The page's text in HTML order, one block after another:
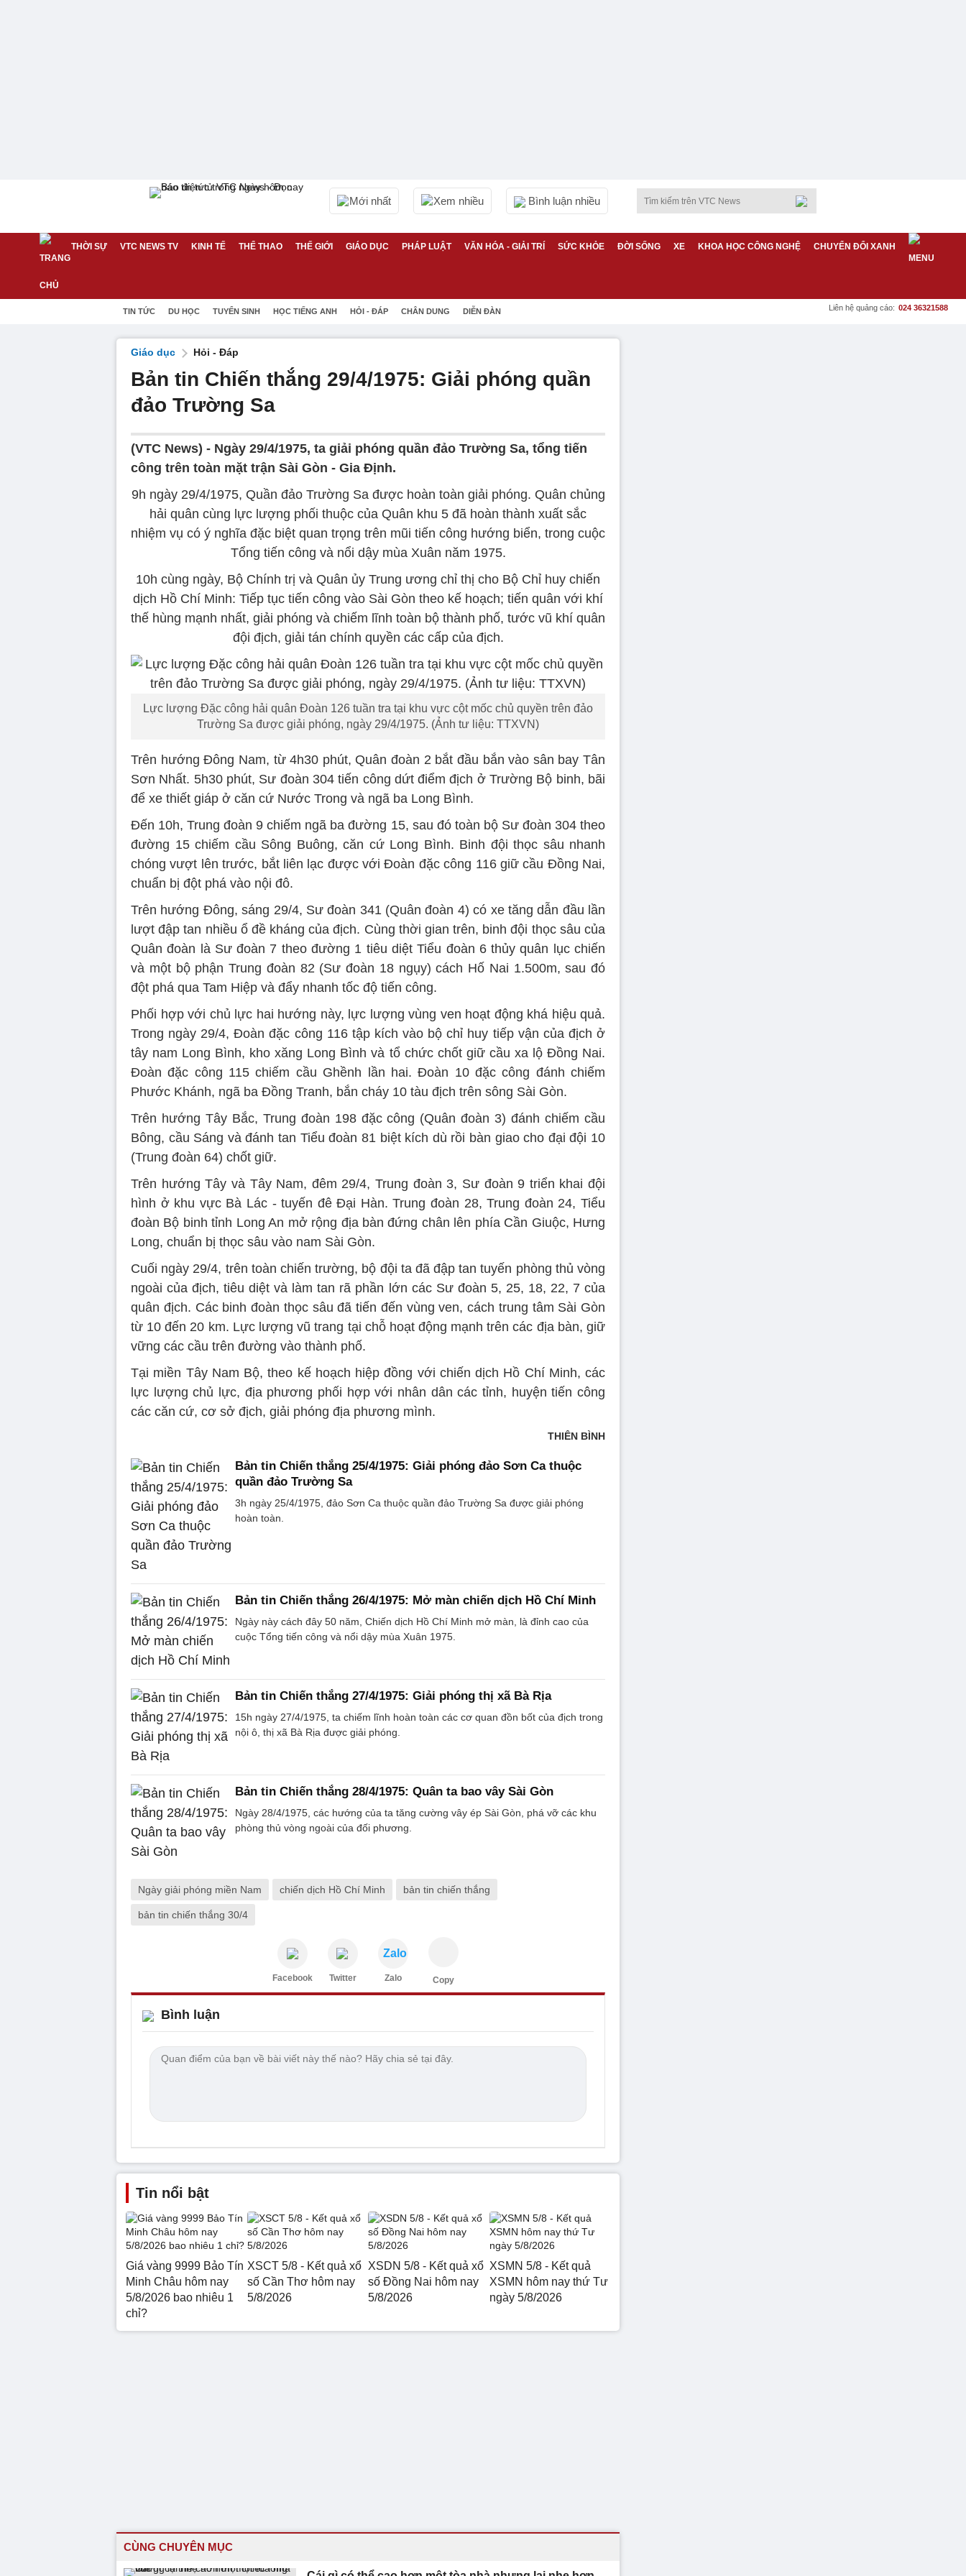
Mới nhất Xem nhiều Bình luận nhiều
THỜI SỰ VTC NEWS TV KINH TẾ THỂ THAO THẾ GIỚI GIÁO DỤC PHÁP LUẬT VĂN HÓA - GIẢI TRÍ SỨC KHỎE ĐỜI SỐNG XE KHOA HỌC CÔNG NGHỆ CHUYỂN ĐỔI XANH
TIN TỨC DU HỌC TUYỂN SINH HỌC TIẾNG ANH HỎI - ĐÁP CHÂN DUNG DIỄN ĐÀN Liên hệ quảng cáo: 024 36321588
Giáo dục Hỏi - Đáp
Bản tin Chiến thắng 29/4/1975: Giải phóng quần
đảo Trường Sa
(VTC News) - Ngày 29/4/1975, ta giải phóng quần đảo Trường Sa, tổng tiến
công trên toàn mặt trận Sài Gòn - Gia Định.
9h ngày 29/4/1975, Quần đảo Trường Sa được hoàn toàn giải phóng. Quân chủng
hải quân cùng lực lượng phối thuộc của Quân khu 5 đã hoàn thành xuất sắc
nhiệm vụ có ý nghĩa đặc biệt quan trọng trên mũi tiến công hướng biển, trong cuộc
Tổng tiến công và nổi dậy mùa Xuân năm 1975.
10h cùng ngày, Bộ Chính trị và Quân ủy Trung ương chỉ thị cho Bộ Chỉ huy chiến
dịch Hồ Chí Minh: Tiếp tục tiến công vào Sài Gòn theo kế hoạch; tiến quân với khí
thế hùng mạnh nhất, giải phóng và chiếm lĩnh toàn bộ thành phố, tước vũ khí quân
đội địch, giải tán chính quyền các cấp của địch.
Lực lượng Đặc công hải quân Đoàn 126 tuần tra tại khu vực cột mốc chủ quyền trên đảo
Trường Sa được giải phóng, ngày 29/4/1975. (Ảnh tư liệu: TTXVN)
Trên hướng Đông Nam, từ 4h30 phút, Quân đoàn 2 bắt đầu bắn vào sân bay Tân
Sơn Nhất. 5h30 phút, Sư đoàn 304 tiến công dứt điểm địch ở Trường Bộ binh, bãi
để xe thiết giáp ở căn cứ Nước Trong và ngã ba Long Bình.
Đến 10h, Trung đoàn 9 chiếm ngã ba đường 15, sau đó toàn bộ Sư đoàn 304 theo
đường 15 chiếm cầu Sông Buông, căn cứ Long Bình. Binh đội thọc sâu nhanh
chóng vượt lên trước, bắt liên lạc được với Đoàn đặc công 116 giữ cầu Ðồng Nai,
chuẩn bị đột phá vào nội đô.
Trên hướng Đông, sáng 29/4, Sư đoàn 341 (Quân đoàn 4) có xe tăng dẫn đầu lần
lượt đập tan nhiều ổ đề kháng của địch. Cùng thời gian trên, binh đội thọc sâu của
Quân đoàn là Sư đoàn 7 theo đường 1 tiêu diệt Tiểu đoàn 6 thủy quân lục chiến
và một bộ phận Trung đoàn 82 (Sư đoàn 18 ngụy) cách Hố Nai 1.500m, sau đó
đột phá qua Tam Hiệp và đẩy nhanh tốc độ tiến công.
Phối hợp với chủ lực hai hướng này, lực lượng vùng ven hoạt động khá hiệu quả.
Trong ngày 29/4, Ðoàn đặc công 116 tập kích vào bộ chỉ huy tiếp vận của địch ở
tây nam Long Bình, kho xăng Long Bình và tổ chức chốt giữ cầu xa lộ Ðồng Nai.
Ðoàn đặc công 115 chiếm cầu Ghềnh lần hai. Ðoàn 10 đặc công đánh chiếm
Phước Khánh, ngã ba Ðồng Tranh, bắn cháy 10 tàu địch trên sông Sài Gòn.
Trên hướng Tây Bắc, Trung đoàn 198 đặc công (Quân đoàn 3) đánh chiếm cầu
Bông, cầu Sáng và đánh tan Tiểu đoàn 81 biệt kích dù rồi bàn giao cho đại đội 10
(Trung đoàn 64) chốt giữ.
Trên hướng Tây và Tây Nam, đêm 29/4, Trung đoàn 3, Sư đoàn 9 triển khai đội
hình ở khu vực Bà Lác - tuyến đê Đại Hàn. Trung đoàn 28, Trung đoàn 24, Tiểu
đoàn Bộ binh tỉnh Long An mở rộng địa bàn đứng chân lên phía Cần Giuộc, Hưng
Long, chuẩn bị thọc sâu vào nam Sài Gòn.
Cuối ngày 29/4, trên toàn chiến trường, bộ đội ta đã đập tan tuyến phòng thủ vòng
ngoài của địch, tiêu diệt và làm tan rã phần lớn các Sư đoàn 5, 25, 18, 22, 7 của
quân địch. Các binh đoàn thọc sâu đã tiến đến vùng ven, cách trung tâm Sài Gòn
từ 10 đến 20 km. Lực lượng vũ trang tại chỗ hoạt động mạnh trên các địa bàn, giữ
vững các cầu trên đường vào thành phố.
Tại miền Tây Nam Bộ, theo kế hoạch hiệp đồng với chiến dịch Hồ Chí Minh, các
lực lượng chủ lực, địa phương phối hợp với nhân dân các tỉnh, huyện tiến công
các căn cứ, cơ sở địch, giải phóng địa phương mình.
THIÊN BÌNH
Bản tin Chiến thắng 25/4/1975: Giải phóng đảo Sơn Ca thuộc
quần đảo Trường Sa
3h ngày 25/4/1975, đảo Sơn Ca thuộc quần đảo Trường Sa được giải phóng
hoàn toàn.
Bản tin Chiến thắng 26/4/1975: Mở màn chiến dịch Hồ Chí Minh
Ngày này cách đây 50 năm, Chiến dịch Hồ Chí Minh mở màn, là đỉnh cao của
cuộc Tổng tiến công và nổi dậy mùa Xuân 1975.
Bản tin Chiến thắng 27/4/1975: Giải phóng thị xã Bà Rịa
15h ngày 27/4/1975, ta chiếm lĩnh hoàn toàn các cơ quan đồn bốt của địch trong
nội ô, thị xã Bà Rịa được giải phóng.
Bản tin Chiến thắng 28/4/1975: Quân ta bao vây Sài Gòn
Ngày 28/4/1975, các hướng của ta tăng cường vây ép Sài Gòn, phá vỡ các khu
phòng thủ vòng ngoài của đối phương.
Ngày giải phóng miền Nam chiến dịch Hồ Chí Minh bản tin chiến thắng
bản tin chiến thắng 30/4
Facebook Twitter
Zalo
Zalo Copy
Bình luận
Tin nổi bật
Giá vàng 9999 Bảo Tín
Minh Châu hôm nay
5/8/2026 bao nhiêu 1
chỉ?
XSCT 5/8 - Kết quả xổ
số Cần Thơ hôm nay
5/8/2026
XSDN 5/8 - Kết quả xổ
số Đồng Nai hôm nay
5/8/2026
XSMN 5/8 - Kết quả
XSMN hôm nay thứ Tư
ngày 5/8/2026
CÙNG CHUYÊN MỤC